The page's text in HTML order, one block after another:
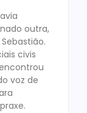
outra,
civis
voz de